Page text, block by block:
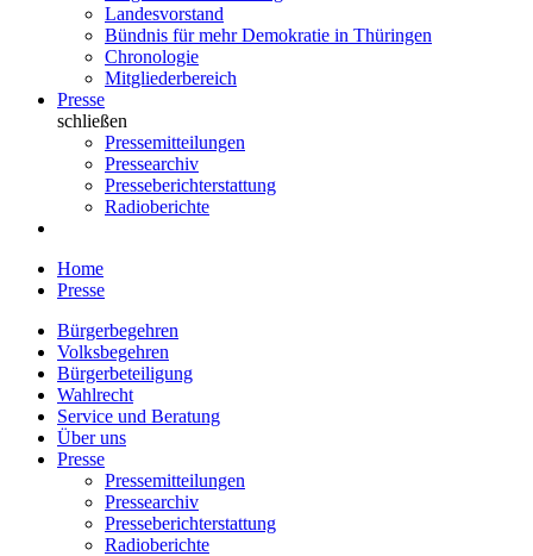
Landesvorstand
Bündnis für mehr Demokratie in Thüringen
Chronologie
Mitgliederbereich
Presse
schließen
Pressemitteilungen
Pressearchiv
Presseberichterstattung
Radioberichte
Home
Presse
Bürgerbegehren
Volksbegehren
Bürgerbeteiligung
Wahlrecht
Service und Beratung
Über uns
Presse
Pressemitteilungen
Pressearchiv
Presseberichterstattung
Radioberichte